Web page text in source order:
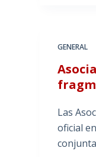
GENERAL
Las
oficial